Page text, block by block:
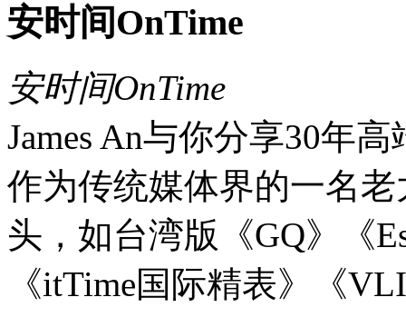
安时间OnTime
安时间OnTime
James An与你分享30年
作为传统媒体界的一名
头，如台湾版《GQ》《
《itTime国际精表》《